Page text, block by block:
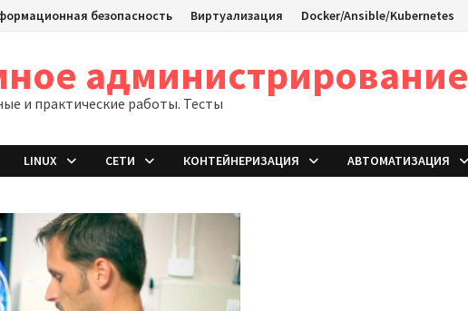
безопасность Виртуализация Docker/Ansible/Kubernetes
администрирование
и практические работы. Тесты
LINUX СЕТИ КОНТЕЙНЕРИЗАЦИЯ АВТОМАТИЗАЦИЯ